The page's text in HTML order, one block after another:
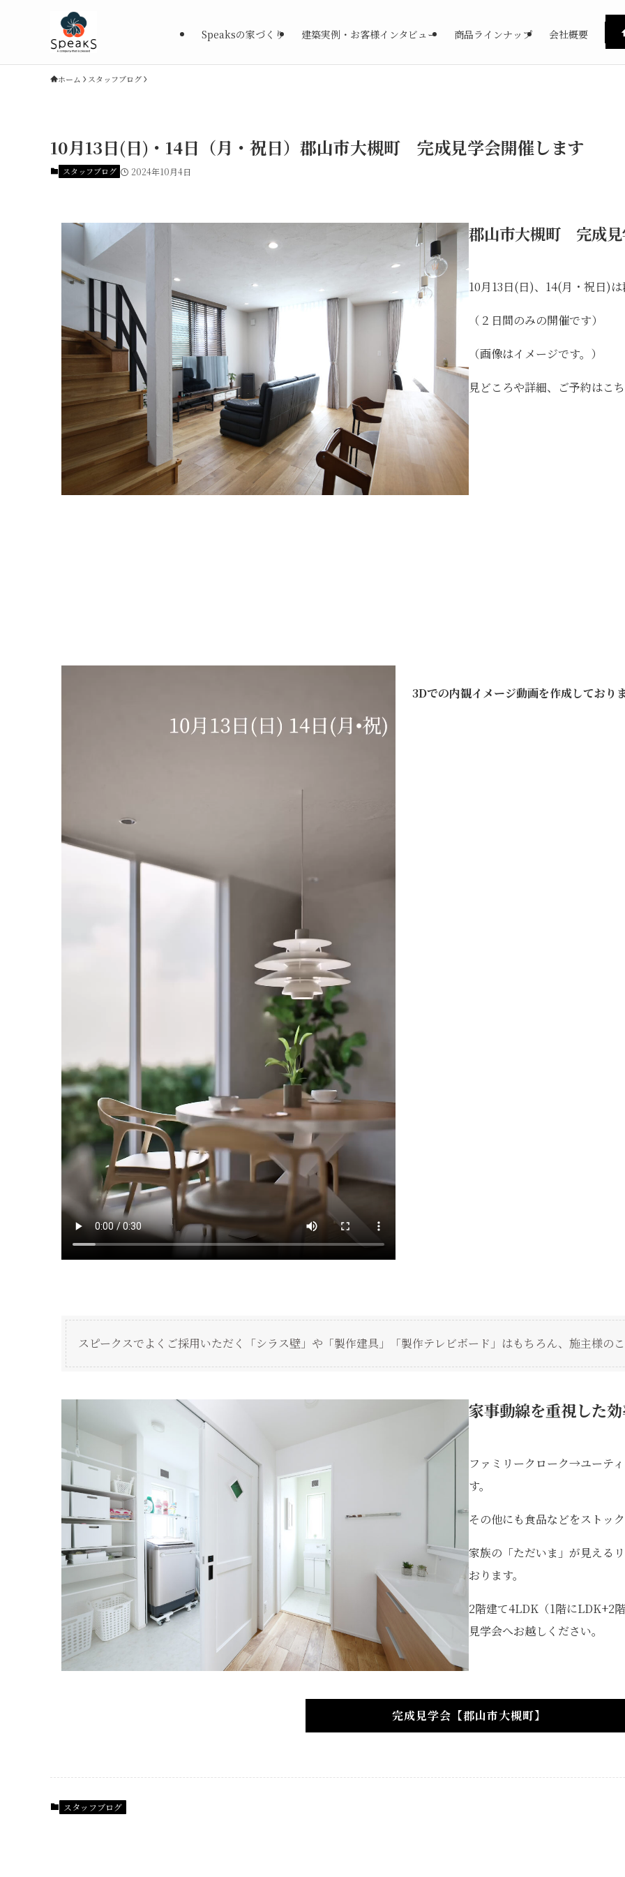
Speaksの家づくり 建築実例・お客様インタビュー 商品ラインナップ 会社概要
ホーム スタッフブログ
10月13日(日)・14日（月・祝日）郡山市大槻町 完成見学会開催します
スタッフブログ 2024年10月4日
郡山市大槻町 完成見
10月13日(日)、14(月・祝日)
（２日間のみの開催です）
（画像はイメージです。）
見どころや詳細、ご予約はこ
3Dでの内観イメージ動画を作成しており
スピークスでよくご採用いただく「シラス壁」や「製作建具」「製作テレビボード」はもちろん、施主様の
家事動線を重視した
ファミリークローク→ユーテ
す。
その他にも食品などをストッ
家族の「ただいま」が見える
おります。
2階建て4LDK（1階にLDK+2
見学会へお越しください。
完成見学会【郡山市大槻町】
スタッフブログ